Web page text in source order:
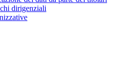
dirigenziali